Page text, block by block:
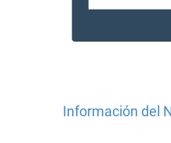
Información del